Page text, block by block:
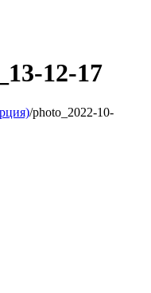
12-17
/photo_2022-10-